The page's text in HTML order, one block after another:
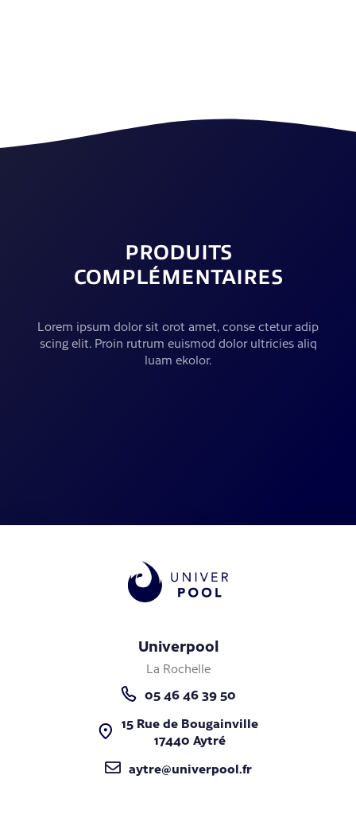
PRODUITS
COMPLÉMENTAIRES
Lorem ipsum dolor sit orot amet, conse ctetur adip
scing elit. Proin rutrum euismod dolor ultricies aliq
luam ekolor.
Univerpool
La Rochelle
05 46 46 39 50
15 Rue de Bougainville
17440 Aytré
aytre@univerpool.fr